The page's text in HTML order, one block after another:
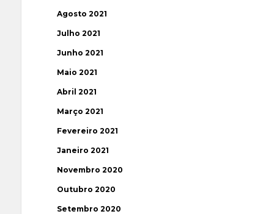
Agosto 2021
Julho 2021
Junho 2021
Maio 2021
Abril 2021
Março 2021
Fevereiro 2021
Janeiro 2021
Novembro 2020
Outubro 2020
Setembro 2020